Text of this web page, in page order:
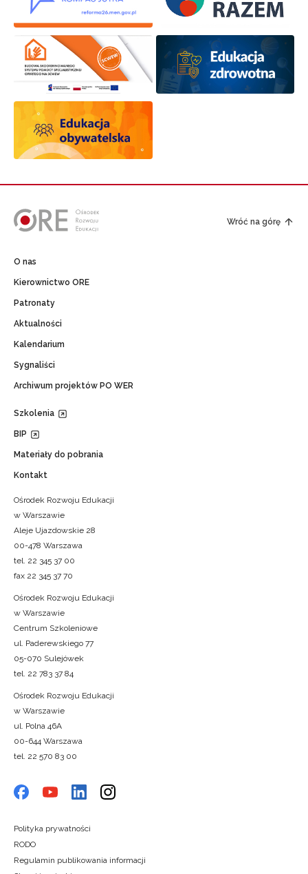
Wróć na górę
O nas
Kierownictwo ORE
Patronaty
Aktualności
Kalendarium
Sygnaliści
Archiwum projektów PO WER
Szkolenia
BIP
Materiały do pobrania
Kontakt
Ośrodek Rozwoju Edukacji
w Warszawie
Aleje Ujazdowskie 28
00-478 Warszawa
tel. 22 345 37 00
fax 22 345 37 70
Ośrodek Rozwoju Edukacji
w Warszawie
Centrum Szkoleniowe
ul. Paderewskiego 77
05-070 Sulejówek
tel. 22 783 37 84
Ośrodek Rozwoju Edukacji
w Warszawie
ul. Polna 46A
00-644 Warszawa
tel. 22 570 83 00
Polityka prywatności
RODO
Regulamin publikowania informacji